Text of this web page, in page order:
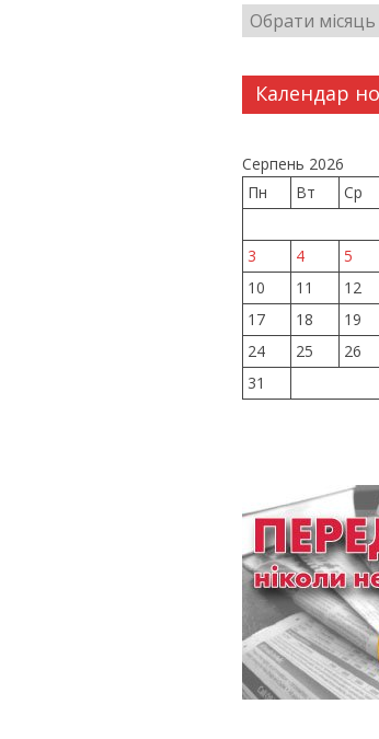
Календар
Серпень 2026
Пн
Вт Ср
3
4 5
10
11 12
17
18 19
24
25 26
31